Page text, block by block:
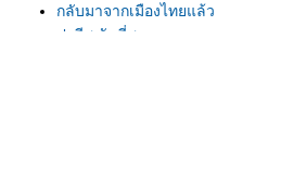
กลับมาจากเมืองไทยแล้ว
ปารีส วันที่สอง